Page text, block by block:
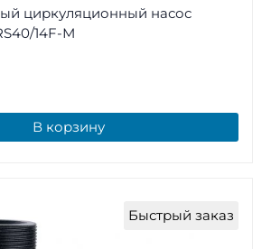
циркуляционный насос
14F-М
В корзину
Быстрый заказ